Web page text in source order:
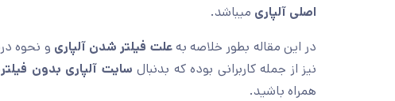
اصلی آلپاری میباشد.
در این مقاله بطور خلاصه بهعلت فیلتر شدن آلپاری و نحوه
نیز از جمله کاربرانی بوده که بدنبالسایت آلپاری بدون فیلتر
همراه باشید.